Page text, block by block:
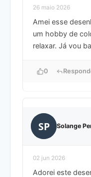
26 maio 2026
Amei esse
um hobby de
relaxar. Já vou
0
SP Solange
02 jun 2026
Adorei este